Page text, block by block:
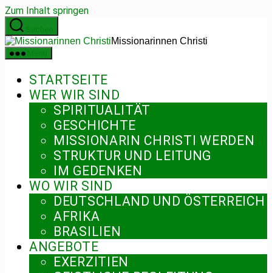
Zum Inhalt springen
Missionarinnen Christi
STARTSEITE
WER WIR SIND
SPIRITUALITÄT
GESCHICHTE
MISSIONARIN CHRISTI WERDEN
STRUKTUR UND LEITUNG
IM GEDENKEN
WO WIR SIND
DEUTSCHLAND UND ÖSTERREICH
AFRIKA
BRASILIEN
ANGEBOTE
EXERZITIEN